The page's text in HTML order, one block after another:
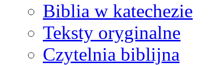
Biblia w katechezie
Teksty oryginalne
Czytelnia biblijna